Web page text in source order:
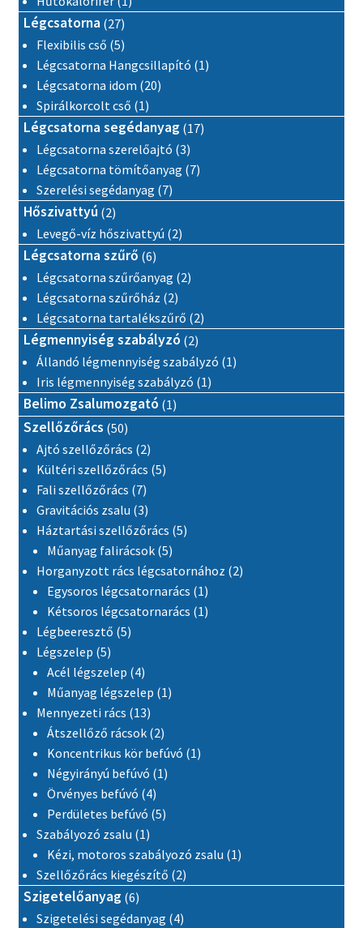
Légcsatorna 2727 termék
Flexibilis cső 55 termék
Légcsatorna Hangcsillapító 11 termék
Légcsatorna idom 2020 termék
Spirálkorcolt cső 11 termék
Légcsatorna segédanyag 1717 termék
Légcsatorna szerelőajtó 33 termék
Légcsatorna tömítőanyag 77 termék
Szerelési segédanyag 77 termék
Hőszivattyú 22 termék
Levegő-víz hőszivattyú 22 termék
Légcsatorna szűrő 66 termék
Légcsatorna szűrőanyag 22 termék
Légcsatorna szűrőház 22 termék
Légcsatorna tartalékszűrő 22 termék
Légmennyiség szabályzó 22 termék
Állandó légmennyiség szabályzó 11 termék
Iris légmennyiség szabályzó 11 termék
Belimo Zsalumozgató 11 termék
Szellőzőrács 5050 termék
Ajtó szellőzőrács 22 termék
Kültéri szellőzőrács 55 termék
Fali szellőzőrács 77 termék
Gravitációs zsalu 33 termék
Háztartási szellőzőrács 55 termék
Műanyag falirácsok 55 termék
Horganyzott rács légcsatornához 22 termék
Egysoros légcsatornarács 11 termék
Kétsoros légcsatornarács 11 termék
Légbeeresztő 55 termék
Légszelep 55 termék
Acél légszelep 44 termék
Műanyag légszelep 11 termék
Mennyezeti rács 1313 termék
Átszellőző rácsok 22 termék
Koncentrikus kör befúvó 11 termék
Négyirányú befúvó 11 termék
Örvényes befúvó 44 termék
Perdületes befúvó 55 termék
Szabályozó zsalu 11 termék
Kézi, motoros szabályozó zsalu 11 termék
Szellőzőrács kiegészítő 22 termék
Szigetelőanyag 66 termék
Szigetelési segédanyag 44 termék